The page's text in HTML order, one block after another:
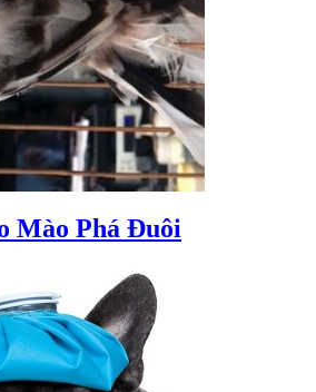
Mào Phá Đuôi